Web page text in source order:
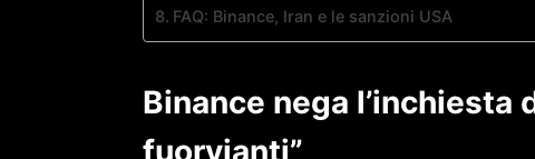
FAQ: Binance, Iran e le sanzioni USA
Binance nega l’inchiesta
fuorvianti”